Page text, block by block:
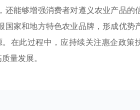
还能够增强消费者对遵义农业产品的
国家和地方特色农业品牌，形成优势
在此过程中，应持续关注惠企政策
量发展。